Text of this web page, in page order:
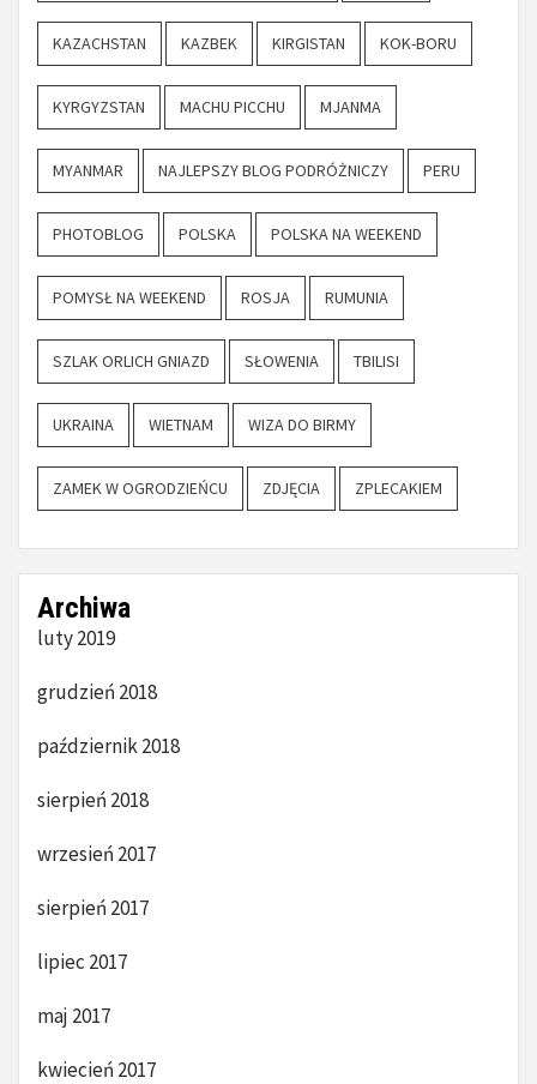
KAZACHSTAN KAZBEK KIRGISTAN KOK-BORU
KYRGYZSTAN MACHU PICCHU MJANMA
MYANMAR NAJLEPSZY BLOG PODRÓŻNICZY PERU
PHOTOBLOG POLSKA POLSKA NA WEEKEND
POMYSŁ NA WEEKEND ROSJA RUMUNIA
SZLAK ORLICH GNIAZD SŁOWENIA TBILISI
UKRAINA WIETNAM WIZA DO BIRMY
ZAMEK W OGRODZIEŃCU ZDJĘCIA ZPLECAKIEM
Archiwa
luty 2019
grudzień 2018
październik 2018
sierpień 2018
wrzesień 2017
sierpień 2017
lipiec 2017
maj 2017
kwiecień 2017